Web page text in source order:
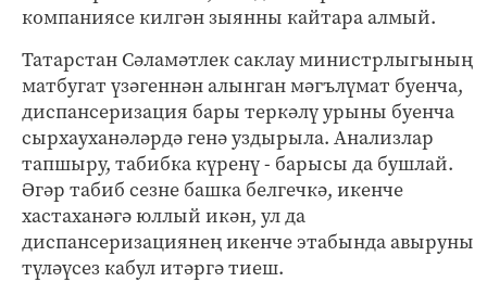
компаниясе килгән зыянны кайтара алмый.
Татарстан Сәламәтлек саклау министрлыгының
матбугат үзәгеннән алынган мәгълүмат буенча,
диспансеризация бары теркәлү урыны буенча
сырхауханәләрдә генә уздырыла. Анализлар
тапшыру, табибка күренү - барысы да бушлай.
Әгәр табиб сезне башка белгечкә, икенче
хастаханәгә юллый икән, ул да
диспансеризациянең икенче этабында авыруны
түләүсез кабул итәргә тиеш.